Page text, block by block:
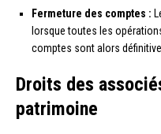
Fermeture des comptes :
lorsque toutes les
comptes sont alors
Droits des
patrimoine